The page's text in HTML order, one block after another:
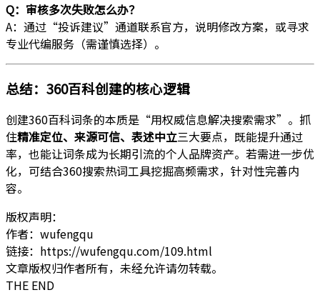
Q：审核多次失败怎么办？
A：通过“投诉建议”通道联系官方，说明修改方案，或寻求
专业代编服务（需谨慎选择）。
总结：360百科创建的核心逻辑
创建360百科词条的本质是“用权威信息解决搜索需求”。抓
住精准定位、来源可信、表述中立三大要点，既能提升通过
率，也能让词条成为长期引流的个人品牌资产。若需进一步优
化，可结合360搜索热词工具挖掘高频需求，针对性完善内
容。
版权声明：
作者：wufengqu
链接：https://wufengqu.com/109.html
文章版权归作者所有，未经允许请勿转载。
THE END